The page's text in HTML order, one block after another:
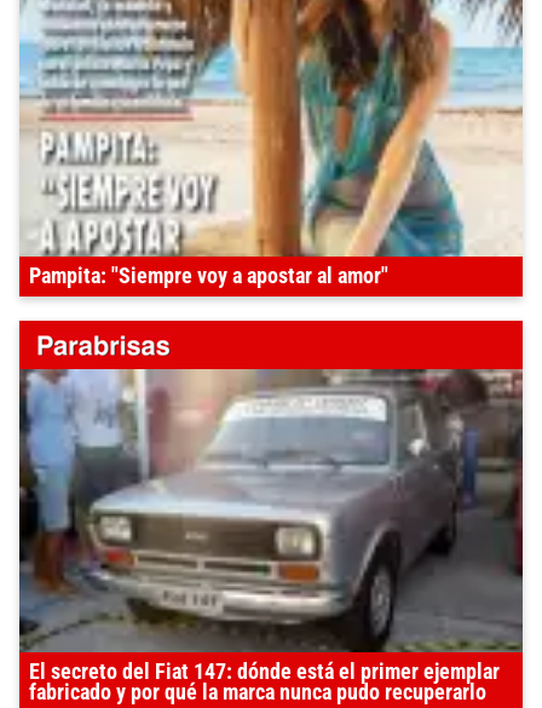
Pampita: "Siempre voy a apostar al amor"
El secreto del Fiat 147: dónde está el primer ejemplar
fabricado y por qué la marca nunca pudo recuperarlo